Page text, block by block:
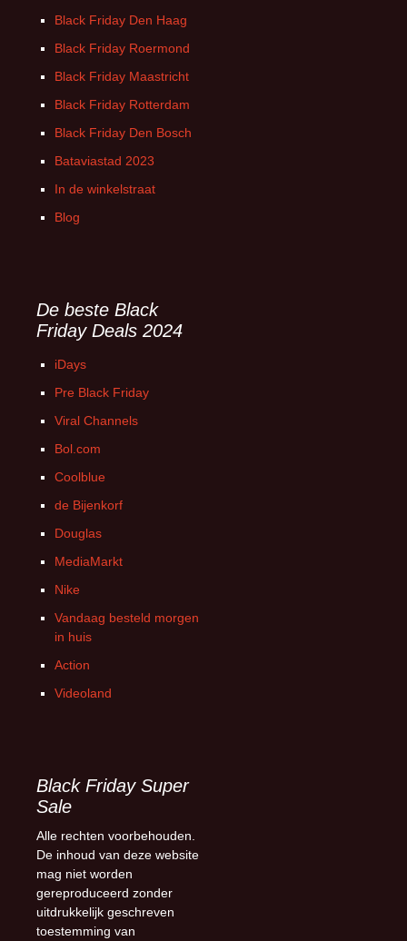
Black Friday Den Haag
Black Friday Roermond
Black Friday Maastricht
Black Friday Rotterdam
Black Friday Den Bosch
Bataviastad 2023
In de winkelstraat
Blog
De beste Black
Friday Deals 2024
iDays
Pre Black Friday
Viral Channels
Bol.com
Coolblue
de Bijenkorf
Douglas
MediaMarkt
Nike
Vandaag besteld morgen
in huis
Action
Videoland
Black Friday Super
Sale
Alle rechten voorbehouden.
De inhoud van deze website
mag niet worden
gereproduceerd zonder
uitdrukkelijk geschreven
toestemming van